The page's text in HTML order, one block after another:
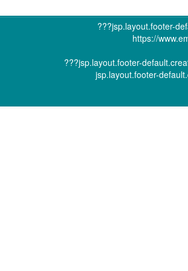
???jsp.layout.footer-
https://
???jsp.layout.footer-
jsp.layout.footer-